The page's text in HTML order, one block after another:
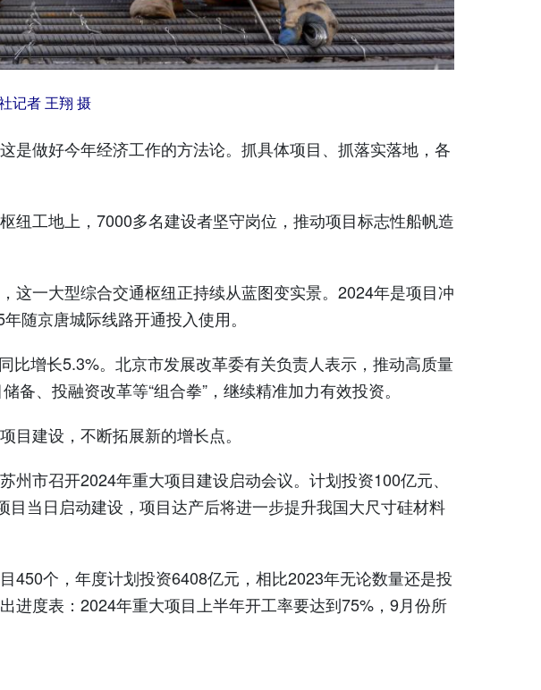
记者 王翔 摄
做好今年经济工作的方法论。抓具体项目、抓落实落地，各
工地上，7000多名建设者坚守岗位，推动项目标志性船帆造
一大型综合交通枢纽正持续从蓝图变实景。2024年是项目冲
随京唐城际线路开通投入使用。
增长5.3%。北京市发展改革委有关负责人表示，推动高质量
备、投融资改革等“组合拳”，继续精准加力有效投资。
建设，不断拓展新的增长点。
市召开2024年重大项目建设启动会议。计划投资100亿元、
当日启动建设，项目达产后将进一步提升我国大尺寸硅材料
个，年度计划投资6408亿元，相比2023年无论数量还是投
进度表：2024年重大项目上半年开工率要达到75%，9月份所